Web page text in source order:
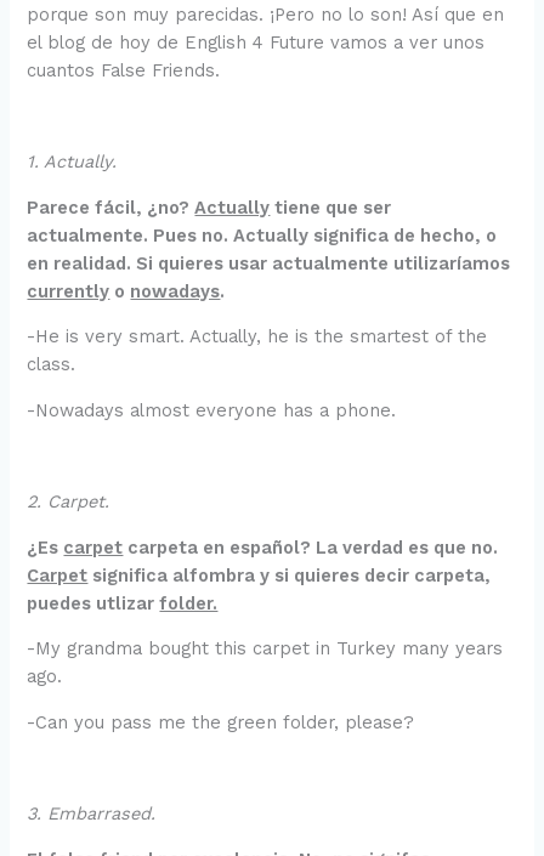
porque son muy parecidas. ¡Pero no lo son! Así que en
el blog de hoy de English 4 Future vamos a ver unos
cuantos False Friends.
1. Actually.
Parece fácil, ¿no?Actually tiene que ser
actualmente. Pues no. Actually significa de hecho, o
en realidad. Si quieres usar actualmente utilizaríamos
currently o nowadays.
-He is very smart. Actually, he is the smartest of the
class.
-Nowadays almost everyone has a phone.
2. Carpet.
¿Es carpet carpeta en español? La verdad es que no.
Carpet significa alfombra y si quieres decir carpeta,
puedes utlizarfolder.
-My grandma bought this carpet in Turkey many years
ago.
-Can you pass me the green folder, please?
3. Embarrased.